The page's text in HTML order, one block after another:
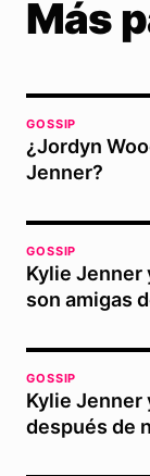
Más
GOSSIP
¿Jordyn
Jenner?
GOSSIP
Kylie Jenner
son amigas
GOSSIP
Kylie Jenner
después de